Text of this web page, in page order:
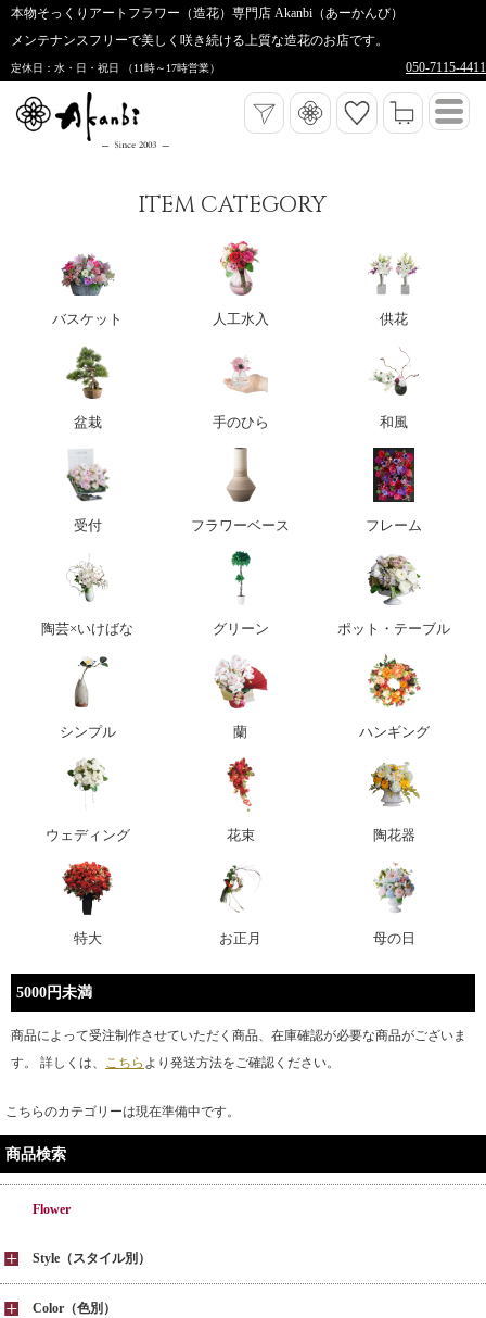
本物そっくりアートフラワー（造花）専門店 Akanbi（あーかんび）
メンテナンスフリーで美しく咲き続ける上質な造花のお店です。
定休日：水・日・祝日 （11時～17時営業） 050-7115-4411
ITEM CATEGORY
バスケット 人工水入 供花
盆栽 手のひら 和風
受付 フラワーベース フレーム
陶芸×いけばな グリーン ポット・テーブル
シンプル 蘭 ハンギング
ウェディング 花束 陶花器
特大 お正月 母の日
5000円未満
商品によって受注制作させていただく商品、在庫確認が必要な商品がございま
す。 詳しくは、 こちら より発送方法をご確認ください。
こちらのカテゴリーは現在準備中です。
商品検索
Flower
Style（スタイル別）
Color（色別）